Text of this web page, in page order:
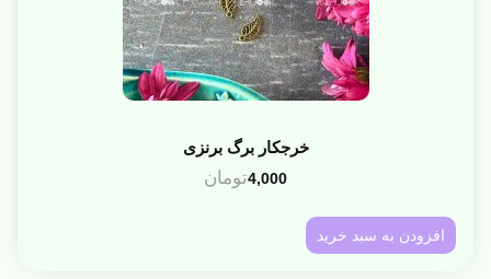
خرجکار برگ برنزی
4,000تومان
افزودن به سبد خرید